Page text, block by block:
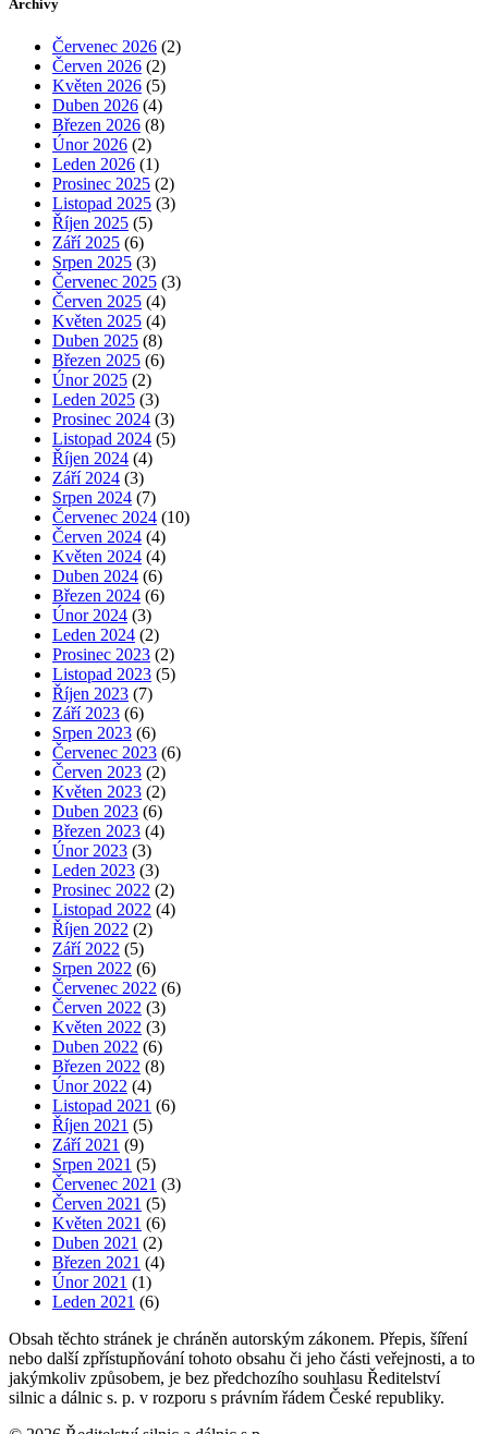
Archivy
Červenec 2026 (2)
Červen 2026 (2)
Květen 2026 (5)
Duben 2026 (4)
Březen 2026 (8)
Únor 2026 (2)
Leden 2026 (1)
Prosinec 2025 (2)
Listopad 2025 (3)
Říjen 2025 (5)
Září 2025 (6)
Srpen 2025 (3)
Červenec 2025 (3)
Červen 2025 (4)
Květen 2025 (4)
Duben 2025 (8)
Březen 2025 (6)
Únor 2025 (2)
Leden 2025 (3)
Prosinec 2024 (3)
Listopad 2024 (5)
Říjen 2024 (4)
Září 2024 (3)
Srpen 2024 (7)
Červenec 2024 (10)
Červen 2024 (4)
Květen 2024 (4)
Duben 2024 (6)
Březen 2024 (6)
Únor 2024 (3)
Leden 2024 (2)
Prosinec 2023 (2)
Listopad 2023 (5)
Říjen 2023 (7)
Září 2023 (6)
Srpen 2023 (6)
Červenec 2023 (6)
Červen 2023 (2)
Květen 2023 (2)
Duben 2023 (6)
Březen 2023 (4)
Únor 2023 (3)
Leden 2023 (3)
Prosinec 2022 (2)
Listopad 2022 (4)
Říjen 2022 (2)
Září 2022 (5)
Srpen 2022 (6)
Červenec 2022 (6)
Červen 2022 (3)
Květen 2022 (3)
Duben 2022 (6)
Březen 2022 (8)
Únor 2022 (4)
Listopad 2021 (6)
Říjen 2021 (5)
Září 2021 (9)
Srpen 2021 (5)
Červenec 2021 (3)
Červen 2021 (5)
Květen 2021 (6)
Duben 2021 (2)
Březen 2021 (4)
Únor 2021 (1)
Leden 2021 (6)
Obsah těchto stránek je chráněn autorským zákonem. Přepis, šíření
nebo další zpřístupňování tohoto obsahu či jeho části veřejnosti, a to
jakýmkoliv způsobem, je bez předchozího souhlasu Ředitelství
silnic a dálnic s. p. v rozporu s právním řádem České republiky.